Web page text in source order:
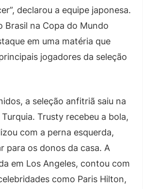
declarou a equipe japonesa.
Brasil na Copa do Mundo
em uma matéria que
jogadores da seleção
a seleção anfitriã saiu na
Trusty recebeu a bola,
com a perna esquerda,
para os donos da casa. A
em Los Angeles, contou com
como Paris Hilton,